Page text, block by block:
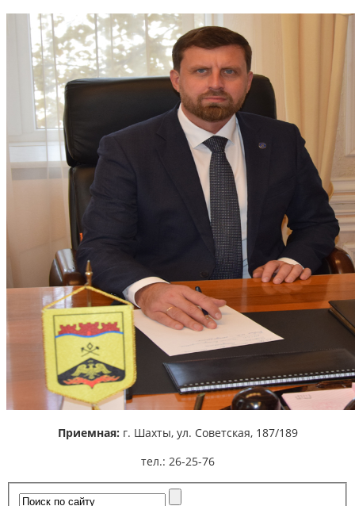
Приемная: г. Шахты, ул. Советская, 187/189
тел.: 26-25-76